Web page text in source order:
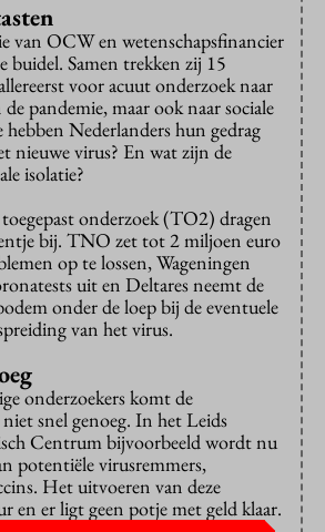
van OCW en wetenschapsfinancier
buidel. Samen trekken zij 15
voor acuut onderzoek naar
pandemie, maar ook naar sociale
hebben Nederlanders hun gedrag
nieuwe virus? En wat zijn de
isolatie?
onderzoek (TO2) dragen
bij. TNO zet tot 2 miljoen euro
op te lossen, Wageningen
uit en Deltares neemt de
onder de loep bij de eventuele
van het virus.
onderzoekers komt de
snel genoeg. In het Leids
Centrum bijvoorbeeld wordt nu
potentiële virusremmers,
Het uitvoeren van deze
en er ligt geen potje met geld klaar.